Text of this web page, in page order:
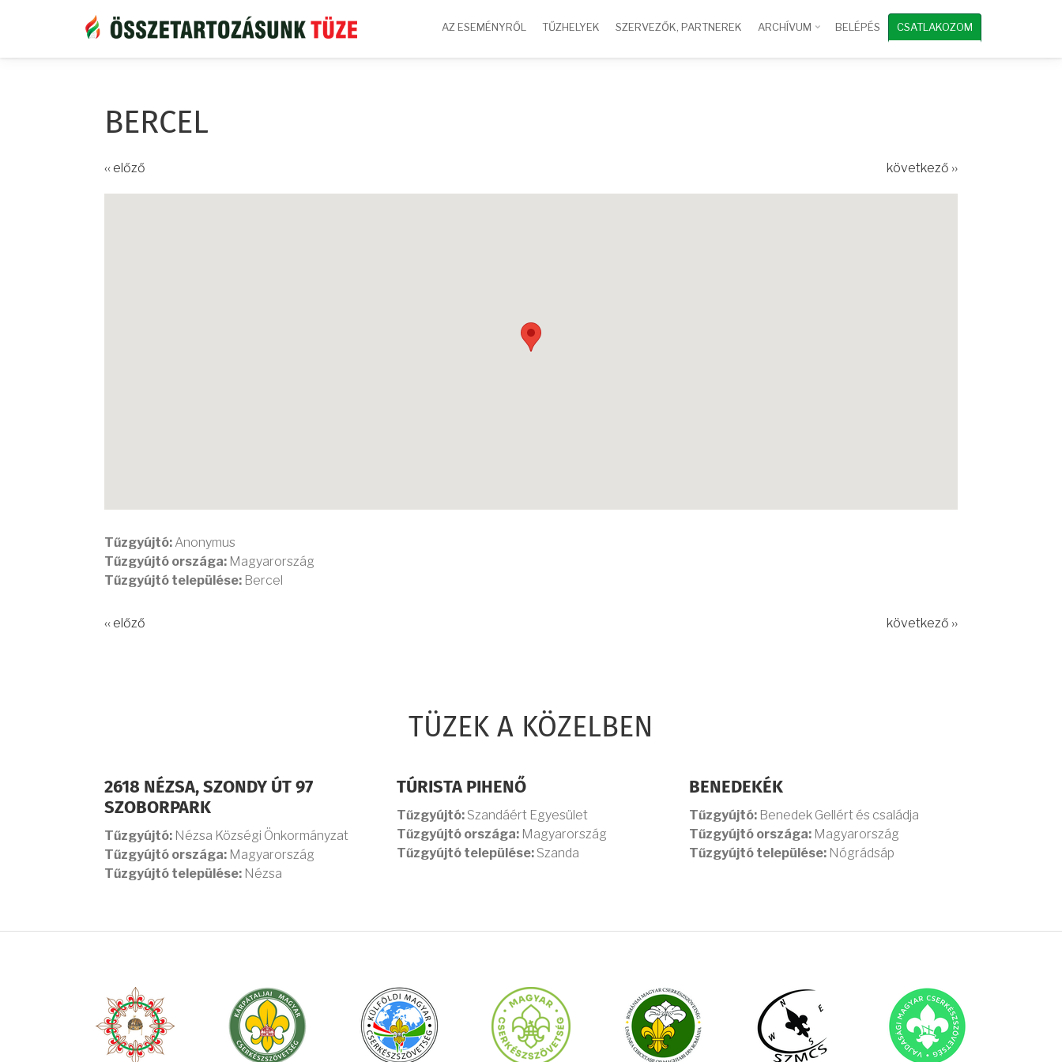
AZ ESEMÉNYRŐL TŰZHELYEK SZERVEZŐK, PARTNEREK ARCHÍVUM BELÉPÉS CSATLAKOZOM
BERCEL
‹‹ előző következő ››
Tűzgyújtó: Anonymus
Tűzgyújtó országa: Magyarország
Tűzgyújtó települése: Bercel
‹‹ előző következő ››
TÜZEK A KÖZELBEN
2618 NÉZSA, SZONDY ÚT 97
SZOBORPARK
Tűzgyújtó: Nézsa Községi Önkormányzat
Tűzgyújtó országa: Magyarország
Tűzgyújtó települése: Nézsa
TÚRISTA PIHENŐ
Tűzgyújtó: Szandáért Egyesület
Tűzgyújtó országa: Magyarország
Tűzgyújtó települése: Szanda
BENEDEKÉK
Tűzgyújtó: Benedek Gellért és családja
Tűzgyújtó országa: Magyarország
Tűzgyújtó települése: Nógrádsáp